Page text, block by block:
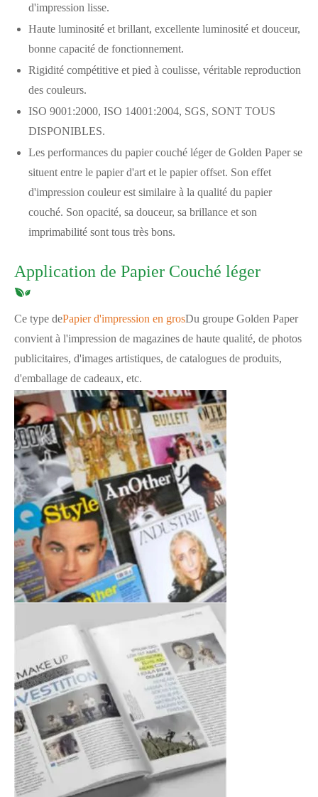
d'impression lisse.
Haute luminosité et brillant, excellente luminosité et douceur,
bonne capacité de fonctionnement.
Rigidité compétitive et pied à coulisse, véritable reproduction
des couleurs.
ISO 9001:2000, ISO 14001:2004, SGS, SONT TOUS
DISPONIBLES.
Les performances du papier couché léger de Golden Paper se
situent entre le papier d'art et le papier offset. Son effet
d'impression couleur est similaire à la qualité du papier
couché. Son opacité, sa douceur, sa brillance et son
imprimabilité sont tous très bons.
Application de Papier Couché léger
Ce type dePapier d'impression en grosDu groupe Golden Paper
convient à l'impression de magazines de haute qualité, de photos
publicitaires, d'images artistiques, de catalogues de produits,
d'emballage de cadeaux, etc.